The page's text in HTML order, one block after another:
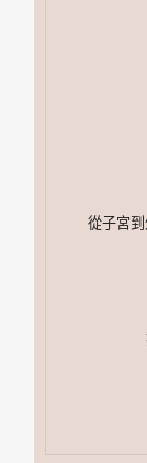
從子宮